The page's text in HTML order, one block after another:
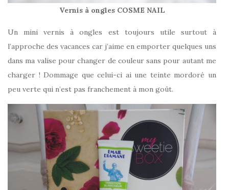
Vernis à ongles COSME NAIL
Un mini vernis à ongles est toujours utile surtout à
l’approche des vacances car j’aime en emporter quelques uns
dans ma valise pour changer de couleur sans pour autant me
charger ! Dommage que celui-ci ai une teinte mordoré un
peu verte qui n’est pas franchement à mon goût.